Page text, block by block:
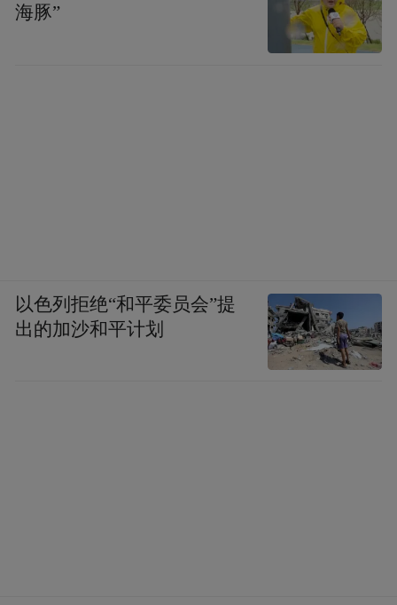
海豚”
以色列拒绝“和平委员会”提
出的加沙和平计划